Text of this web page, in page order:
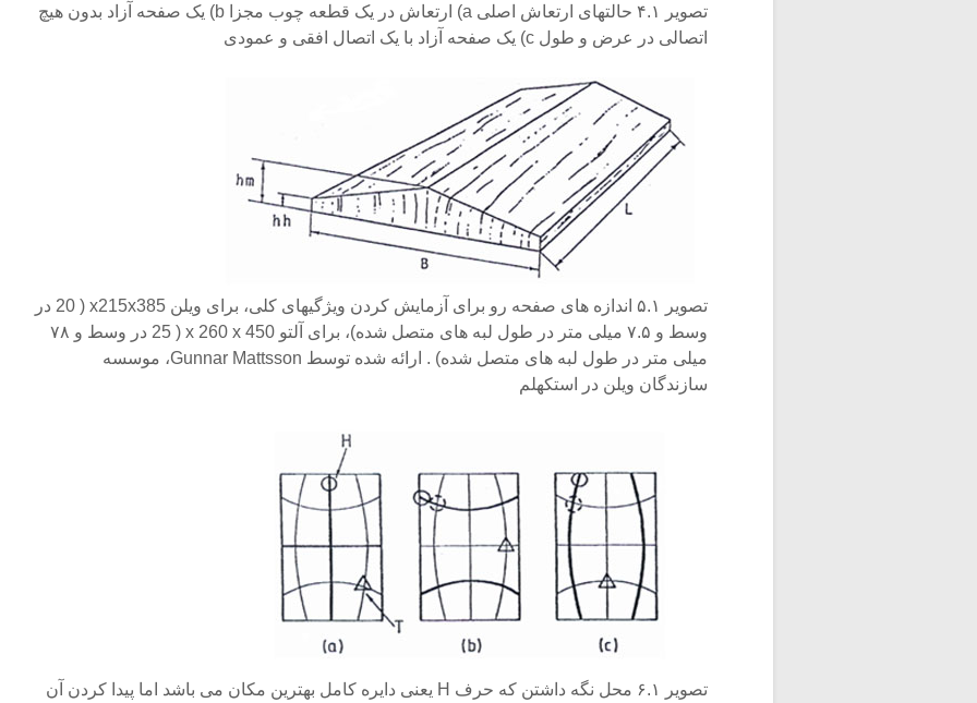
تصویر ۴.۱ حالتهای ارتعاش اصلی a) ارتعاش در یک قطعه چوب مجزا b) یک صفحه آزاد بدون هیچ
اتصالی در عرض و طول c) یک صفحه آزاد با یک اتصال افقی و عمودی
تصویر ۵.۱ اندازه های صفحه رو برای آزمایش کردن ویژگیهای کلی، برای ویلن x215x385 ( 20 در
وسط و ۷.۵ میلی متر در طول لبه های متصل شده)، برای آلتو x 260 x 450 ( 25 در وسط و ۷۸
میلی متر در طول لبه های متصل شده) . ارائه شده توسط Gunnar Mattsson، موسسه
سازندگان ویلن در استکهلم
تصویر ۶.۱ محل نگه داشتن که حرف H یعنی دایره کامل بهترین مکان می باشد اما پیدا کردن آن